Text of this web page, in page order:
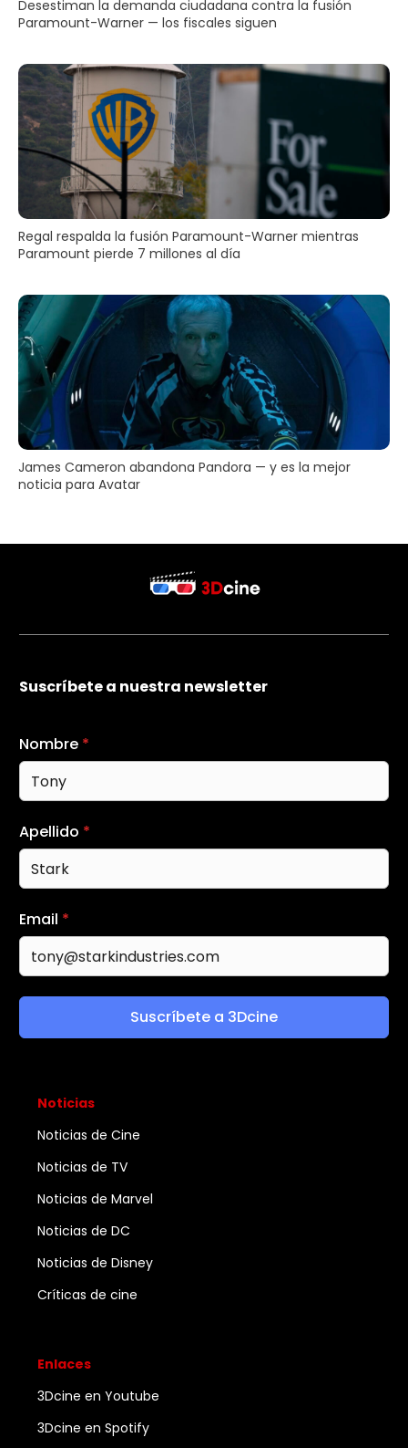
Desestiman la demanda ciudadana contra la fusión
Paramount-Warner — los fiscales siguen
Regal respalda la fusión Paramount-Warner mientras
Paramount pierde 7 millones al día
James Cameron abandona Pandora — y es la mejor
noticia para Avatar
Suscríbete a nuestra newsletter
Nombre *
Apellido *
Email *
Suscríbete a 3Dcine
Noticias
Noticias de Cine
Noticias de TV
Noticias de Marvel
Noticias de DC
Noticias de Disney
Críticas de cine
Enlaces
3Dcine en Youtube
3Dcine en Spotify